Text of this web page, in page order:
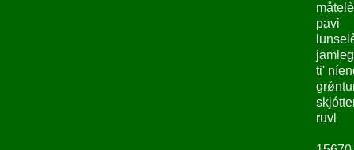
pavi
ti'
ruvl